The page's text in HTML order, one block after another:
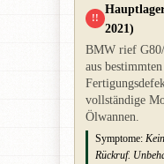
!!
2021)
BMW rief
aus
vollständige
Ölwannen.
Symptome:
Rückruf.